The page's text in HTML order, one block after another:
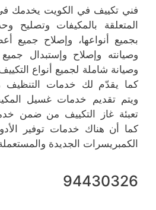
فني تكييف في الكويت يخدمك
المتعلقة بالمكيفات وتصليح
بجميع أنواعها، وإصلاح جميع
وصيانته وإصلاح وإستبدال
وصيانة شاملة لجميع أنواع
كما يقدّم لك خدمات التنظيف
ويتم تقديم خدمات غسيل
تعبئة غاز التكييف من ضمن
كما أن هناك خدمات توفير
الكمبريسرات الجديدة
94430326